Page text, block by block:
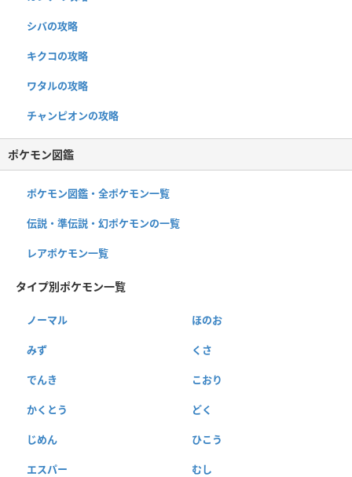
シバの攻略
キクコの攻略
ワタルの攻略
チャンピオンの攻略
ポケモン図鑑
ポケモン図鑑・全ポケモン一覧
伝説・準伝説・幻ポケモンの一覧
レアポケモン一覧
タイプ別ポケモン一覧
ノーマル ほのお
みず くさ
でんき こおり
かくとう どく
じめん ひこう
エスパー むし